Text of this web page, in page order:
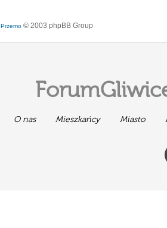
Przemo © 2003 phpBB Group
O nas Mieszkańcy Miasto